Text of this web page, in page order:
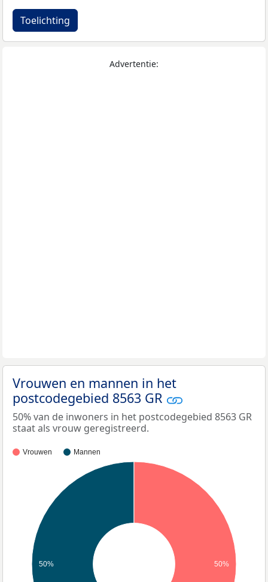
Toelichting
Advertentie:
Vrouwen en mannen in het
postcodegebied 8563 GR
50% van de inwoners in het postcodegebied 8563 GR
staat als vrouw geregistreerd.
Vrouwen Mannen
50% 50%